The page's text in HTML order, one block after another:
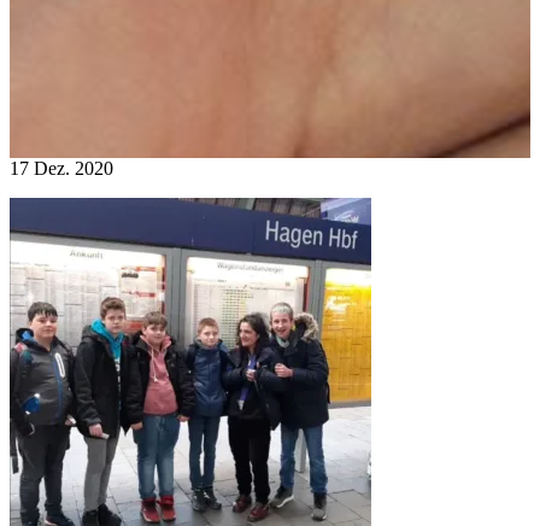
17 Dez. 2020